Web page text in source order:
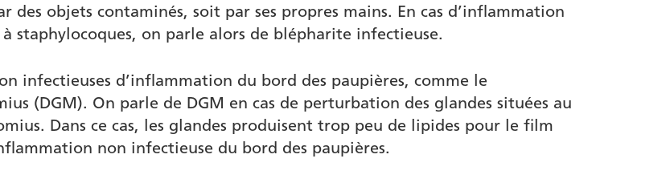
des objets contaminés, soit par ses propres mains. En cas d’inflammation
staphylocoques, on parle alors de blépharite infectieuse.
infectieuses d’inflammation du bord des paupières, comme le
(DGM). On parle de DGM en cas de perturbation des glandes situées au
Dans ce cas, les glandes produisent trop peu de lipides pour le film
non infectieuse du bord des paupières.